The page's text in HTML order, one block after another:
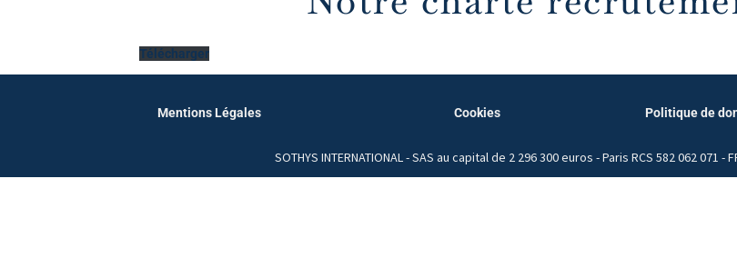
Télécharger
Mentions Légales Cookies Politique de
SOTHYS INTERNATIONAL - SAS au capital de 2 296 300 euros - Paris RCS 582 062 071